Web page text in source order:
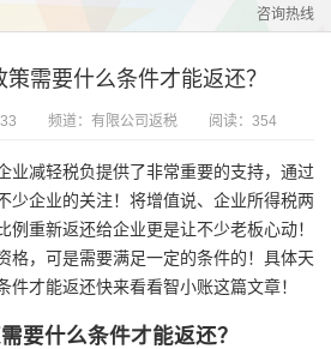
咨询热线
需要什么条件才能返还？
频道： 有限公司返税 阅读：354
业减轻税负提供了非常重要的支持，通过
少企业的关注！将增值说、企业所得税两
例重新返还给企业更是让不少老板心动！
格，可是需要满足一定的条件的！具体天
件才能返还快来看看智小账这篇文章！
要什么条件才能返还？